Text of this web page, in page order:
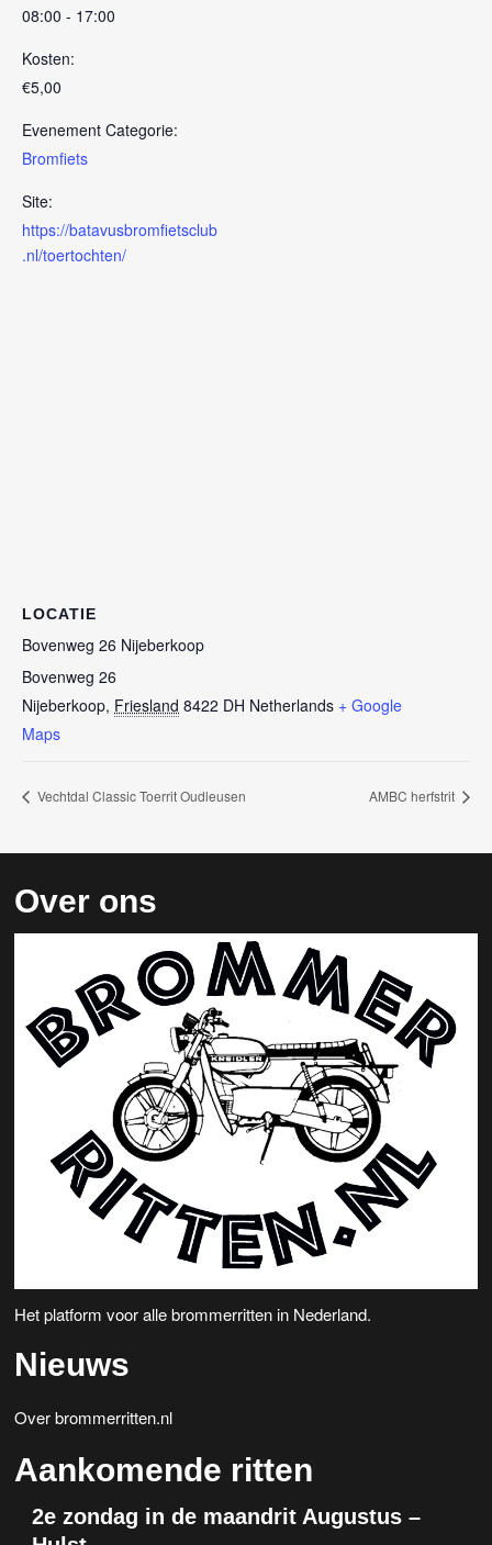
08:00 - 17:00
Kosten:
€5,00
Evenement Categorie:
Bromfiets
Site:
https://batavusbromfietsclub
.nl/toertochten/
LOCATIE
Bovenweg 26 Nijeberkoop
Bovenweg 26
Nijeberkoop, Friesland 8422 DH Netherlands + Google
Maps
Vechtdal Classic Toerrit Oudleusen AMBC herfstrit
Over ons
Het platform voor alle brommerritten in Nederland.
Nieuws
Over brommerritten.nl
Aankomende ritten
2e zondag in de maandrit Augustus –